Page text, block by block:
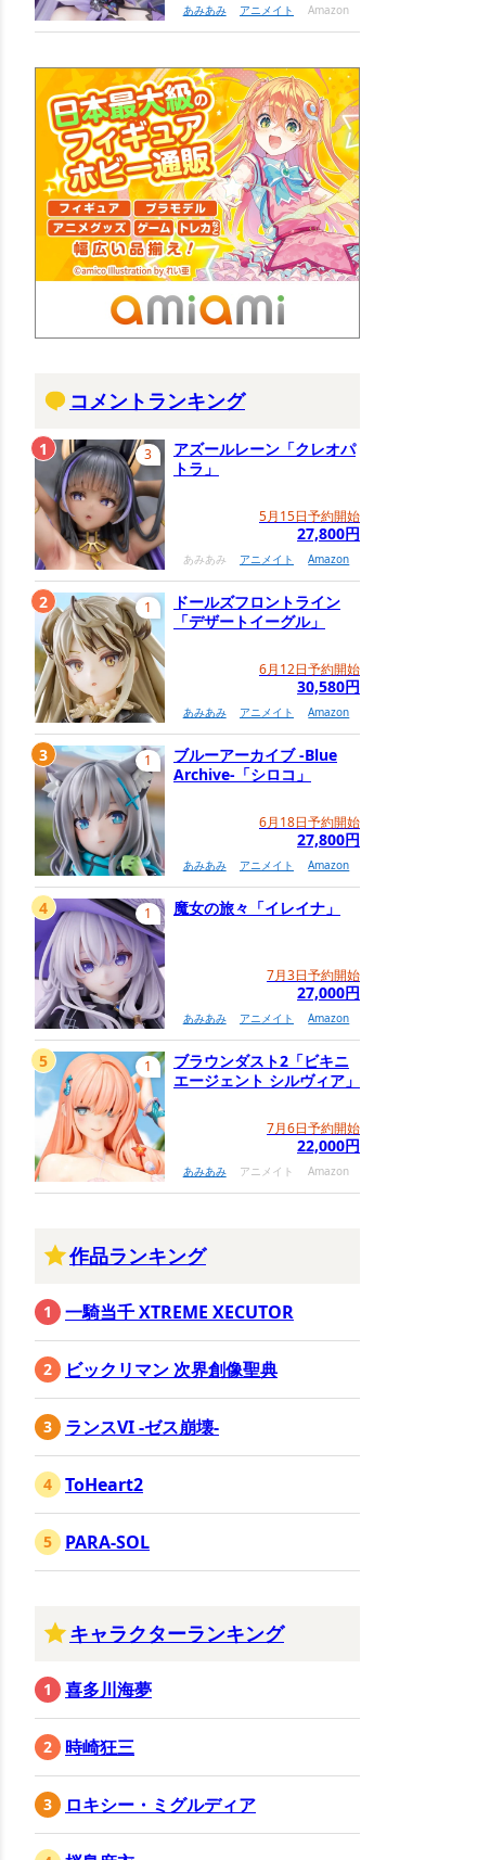
あみあみ アニメイト Amazon
コメントランキング
アズールレーン「クレオパ
トラ」
5月15日予約開始
27,800円
あみあみ アニメイト Amazon
3
1
ドールズフロントライン
「デザートイーグル」
6月12日予約開始
30,580円
あみあみ アニメイト Amazon
1
2
ブルーアーカイブ -Blue
Archive-「シロコ」
6月18日予約開始
27,800円
あみあみ アニメイト Amazon
1
3
魔女の旅々「イレイナ」
7月3日予約開始
27,000円
あみあみ アニメイト Amazon
1
4
ブラウンダスト2「ビキニ
エージェント シルヴィア」
7月6日予約開始
22,000円
あみあみ アニメイト Amazon
1
5
作品ランキング
一騎当千 XTREME XECUTOR
ビックリマン 次界創像聖典
ランスVI -ゼス崩壊-
ToHeart2
PARA-SOL
キャラクターランキング
喜多川海夢
時崎狂三
ロキシー・ミグルディア